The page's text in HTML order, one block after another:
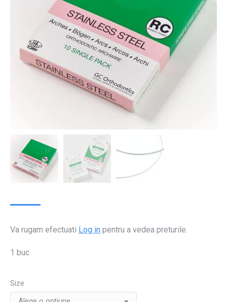
Va rugam efectuati Log in pentru a vedea preturile.
1 buc
Size